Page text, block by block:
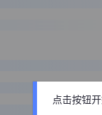
点击按钮